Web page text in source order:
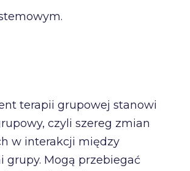
terapii grupowej stanowi
czyli szereg zmian
w interakcji między
grupy. Mogą przebiegać